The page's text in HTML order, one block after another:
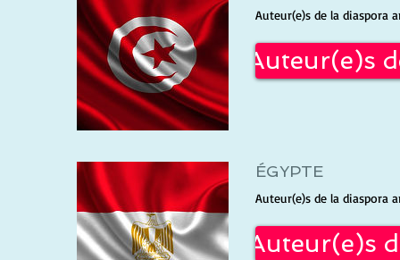
Auteur(e)s de la diaspora
Auteur(e)s
ÉGYPTE
Auteur(e)s de la diaspora
Auteur(e)s